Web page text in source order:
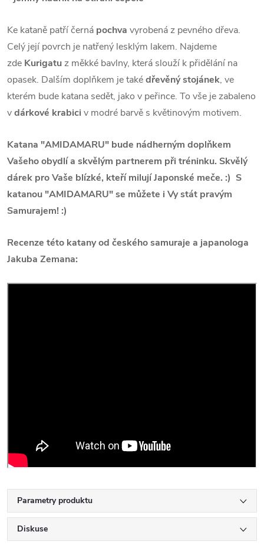
Ke kataně patří černá pochva vyrobená z pevného dřeva.
Celý její povrch je natřený lesklým lakem. Najdeme
zde Kurigatuz měkké bavlny, která slouží k přidělání na
opasek. Dalším doplňkem je takédřevěný stojánek, ve
kterém bude katana sedět, jako v peřince. To vše je zabaleno
vdárkové krabici v modré barvě s květinovým motivem.
Katana "AMIDAMARU" bude nádherným doplňkem
Vašeho obydlí a skvělým partnerem při tréninku. Skvělý
dárek pro Vaše blízké, kteří milují Japonské meče. :) S
katanou "AMIDAMARU" se můžete i Vy stát pravým
Samurajem! :)
Recenze této katany od českého samuraje a japanologa
Jakuba Zemana:
Parametry produktu
Diskuse